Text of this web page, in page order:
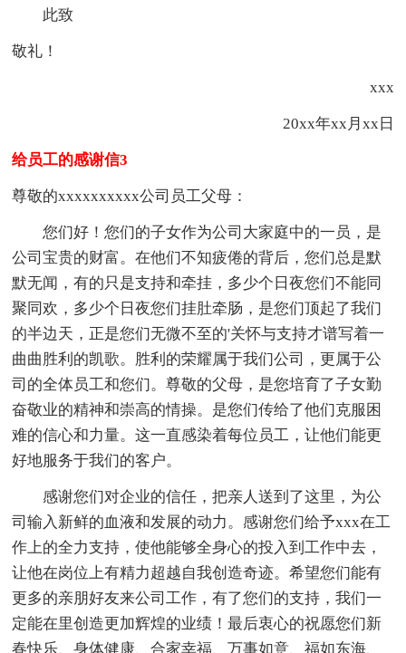
此致
敬礼！
xxx
20xx年xx月xx日
给员工的感谢信3
尊敬的xxxxxxxxxx公司员工父母：
您们好！您们的子女作为公司大家庭中的一员，是
公司宝贵的财富。在他们不知疲倦的背后，您们总是默
默无闻，有的只是支持和牵挂，多少个日夜您们不能同
聚同欢，多少个日夜您们挂肚牵肠，是您们顶起了我们
的半边天，正是您们无微不至的'关怀与支持才谱写着一
曲曲胜利的凯歌。胜利的荣耀属于我们公司，更属于公
司的全体员工和您们。尊敬的父母，是您培育了子女勤
奋敬业的精神和崇高的情操。是您们传给了他们克服困
难的信心和力量。这一直感染着每位员工，让他们能更
好地服务于我们的客户。
感谢您们对企业的信任，把亲人送到了这里，为公
司输入新鲜的血液和发展的动力。感谢您们给予xxx在工
作上的全力支持，使他能够全身心的投入到工作中去，
让他在岗位上有精力超越自我创造奇迹。希望您们能有
更多的亲朋好友来公司工作，有了您们的支持，我们一
定能在里创造更加辉煌的业绩！最后衷心的祝愿您们新
春快乐、身体健康、合家幸福、万事如意、福如东海、